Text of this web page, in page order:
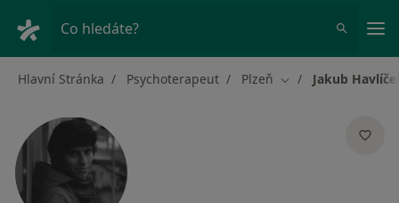
Co hledáte?
Hlavní Stránka Psychoterapeut Plzeň Změna města
Jakub